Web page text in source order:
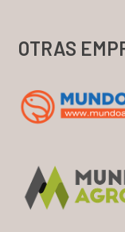
OTRAS